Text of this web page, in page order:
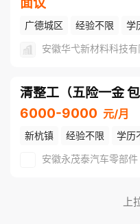
广德城区
经验不限
学
安徽华弋新材料科技有
清整工（五险一金
6000-9000 元/月
新杭镇
经验不限
学历
安徽永茂泰汽车零部件
上